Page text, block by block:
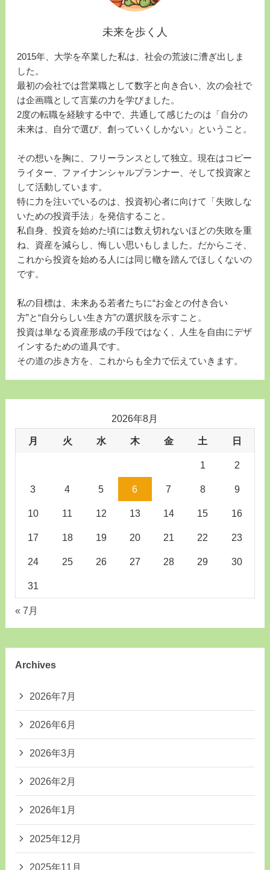
未来を歩く人
2015年、大学を卒業した私は、社会の荒波に漕ぎ出しま
した。
最初の会社では営業職として数字と向き合い、次の会社で
は企画職として言葉の力を学びました。
2度の転職を経験する中で、共通して感じたのは「自分の
未来は、自分で選び、創っていくしかない」ということ。
その想いを胸に、フリーランスとして独立。現在はコピー
ライター、ファイナンシャルプランナー、そして投資家と
して活動しています。
特に力を注いでいるのは、投資初心者に向けて「失敗しな
いための投資手法」を発信すること。
私自身、投資を始めた頃には数え切れないほどの失敗を重
ね、資産を減らし、悔しい思いもしました。だからこそ、
これから投資を始める人には同じ轍を踏んでほしくないの
です。
私の目標は、未来ある若者たちに“お金との付き合い
方”と“自分らしい生き方”の選択肢を示すこと。
投資は単なる資産形成の手段ではなく、人生を自由にデザ
インするための道具です。
その道の歩き方を、これからも全力で伝えていきます。
2026年8月
月 火 水 木 金 土 日
1 2
3 4 5 6 7 8 9
10 11 12 13 14 15 16
17 18 19 20 21 22 23
24 25 26 27 28 29 30
31
« 7月
Archives
2026年7月
2026年6月
2026年3月
2026年2月
2026年1月
2025年12月
2025年11月